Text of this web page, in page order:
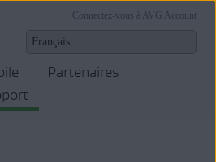
Connectez-vous à AVG Account
Partenaires